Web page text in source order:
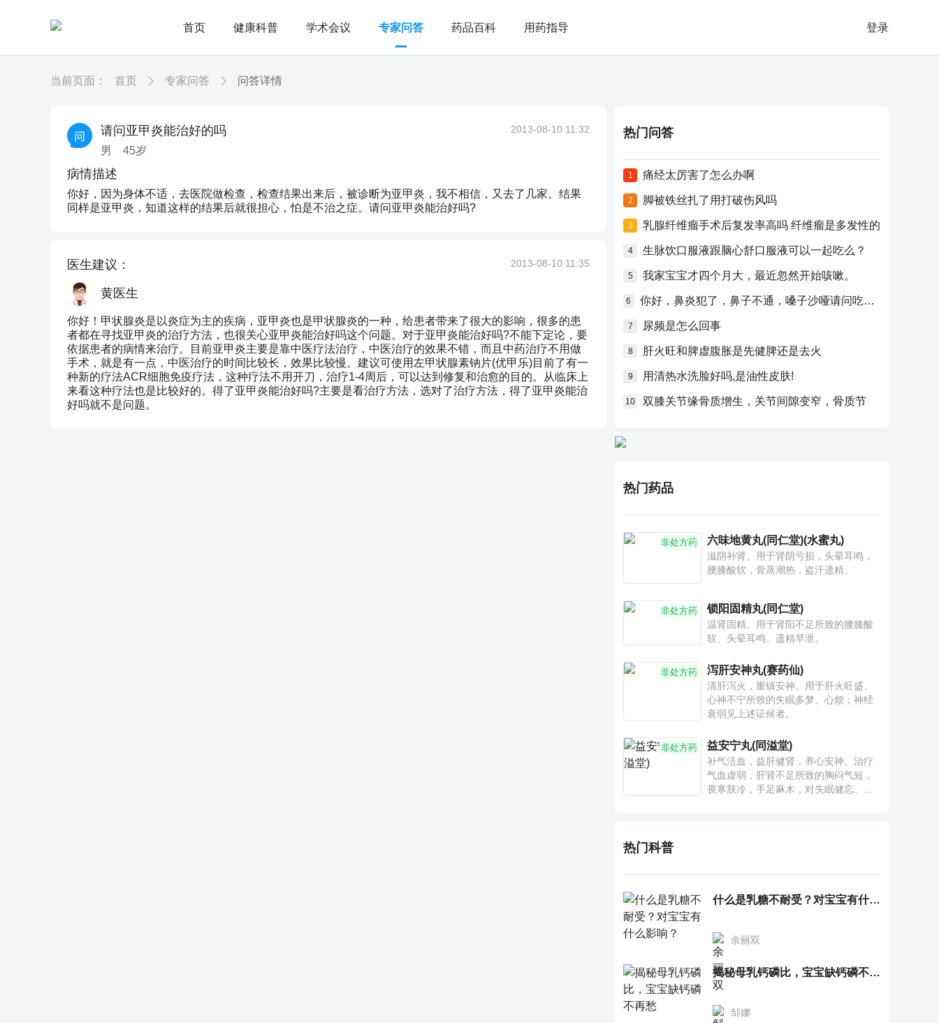
首页 健康科普 学术会议 专家问答 药品百科 用药指导 登录
当前页面： 首页 专家问答 问答详情
请问亚甲炎能治好的吗
男 45岁
2013-08-10 11:32
病情描述
你好，因为身体不适，去医院做检查，检查结果出来后，被诊断为亚甲炎，我不相信，又去了几家。结果
同样是亚甲炎，知道这样的结果后就很担心，怕是不治之症。请问亚甲炎能治好吗?
医生建议： 2013-08-10 11:35
黄医生
你好！甲状腺炎是以炎症为主的疾病，亚甲炎也是甲状腺炎的一种，给患者带来了很大的影响，很多的患
者都在寻找亚甲炎的治疗方法，也很关心亚甲炎能治好吗这个问题。对于亚甲炎能治好吗?不能下定论，要
依据患者的病情来治疗。目前亚甲炎主要是靠中医疗法治疗，中医治疗的效果不错，而且中药治疗不用做
手术，就是有一点，中医治疗的时间比较长，效果比较慢。建议可使用左甲状腺素钠片(优甲乐)目前了有一
种新的疗法ACR细胞免疫疗法，这种疗法不用开刀，治疗1-4周后，可以达到修复和治愈的目的。从临床上
来看这种疗法也是比较好的。得了亚甲炎能治好吗?主要是看治疗方法，选对了治疗方法，得了亚甲炎能治
好吗就不是问题。
热门问答
1 痛经太厉害了怎么办啊
2 脚被铁丝扎了用打破伤风吗
3 乳腺纤维瘤手术后复发率高吗 纤维瘤是多发性的
4 生脉饮口服液跟脑心舒口服液可以一起吃么？
5 我家宝宝才四个月大，最近忽然开始咳嗽。
6 你好，鼻炎犯了，鼻子不通，嗓子沙哑请问吃什么药比较好？
7 尿频是怎么回事
8 肝火旺和脾虚腹胀是先健脾还是去火
9 用清热水洗脸好吗,是油性皮肤!
10 双膝关节缘骨质增生，关节间隙变窄，骨质节
热门药品
非处方药 六味地黄丸(同仁堂)(水蜜丸)
滋阴补肾。用于肾阴亏损，头晕耳鸣，
腰膝酸软，骨蒸潮热，盗汗遗精。
非处方药 锁阳固精丸(同仁堂)
温肾固精。用于肾阳不足所致的腰膝酸
软、头晕耳鸣、遗精早泄。
非处方药 泻肝安神丸(赛药仙)
清肝泻火，重镇安神。用于肝火旺盛、
心神不宁所致的失眠多梦、心烦；神经
衰弱见上述证候者。
非处方药 益安宁丸(同溢堂)
补气活血，益肝健肾，养心安神。治疗
气血虚弱，肝肾不足所致的胸闷气短，
畏寒肢冷，手足麻木，对失眠健忘、神
热门科普
什么是乳糖不耐受？对宝宝有什么影响？
余丽双
揭秘母乳钙磷比，宝宝缺钙磷不再愁
邹娜